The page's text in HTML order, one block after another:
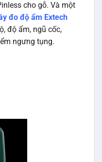
cho gỗ. Và một
đo độ ẩm Extech
độ ẩm, ngũ cốc,
ngưng tụng.